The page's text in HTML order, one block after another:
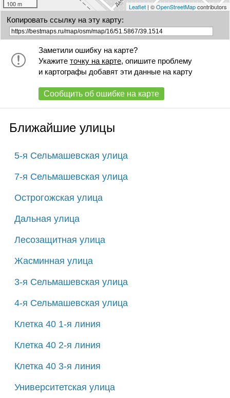
100 m Leaflet| ©OpenStreetMapcontributors
Копировать ссылку на эту карту:
Заметили ошибку на карте?
Укажите точку на карте, опишите проблему
и картографы добавят эти данные на карту
Сообщить об ошибке на карте
Ближайшие улицы
5-я Сельмашевская улица
7-я Сельмашевская улица
Острогожская улица
Дальная улица
Лесозащитная улица
Жасминная улица
3-я Сельмашевская улица
4-я Сельмашевская улица
Клетка 40 1-я линия
Клетка 40 2-я линия
Клетка 40 3-я линия
Университетская улица